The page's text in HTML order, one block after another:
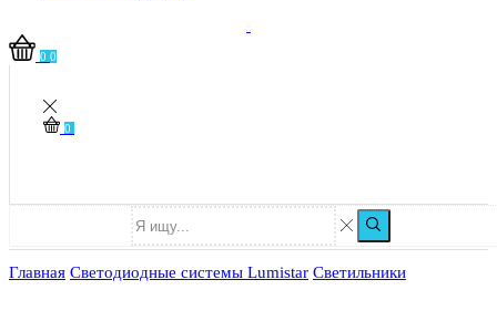
0 0
0
Главная Светодиодные системы Lumistar Светильники